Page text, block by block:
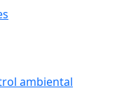
ambiental